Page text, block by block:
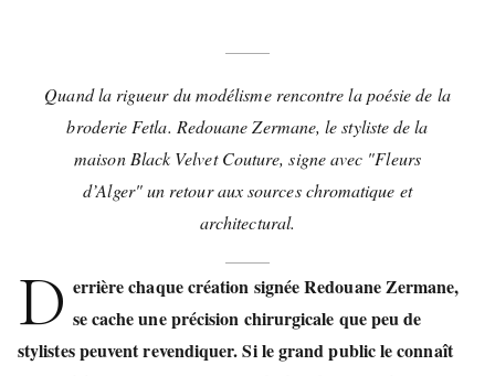
Quand la rigueur du modélisme rencontre la poésie de la
broderie Fetla. Redouane Zermane, le styliste de la
maison Black Velvet Couture, signe avec "Fleurs
d’Alger" un retour aux sources chromatique et
architectural.
D errière chaque création signéeRedouane Zermane,
se cache une précision chirurgicale que peu de
stylistes peuvent revendiquer. Si le grand public le connaît